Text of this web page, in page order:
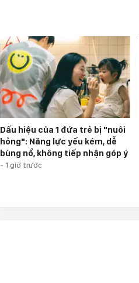
Dấu hiệu của 1 đứa trẻ bị "nuôi
hỏng": Năng lực yếu kém, dễ
bùng nổ, không tiếp nhận góp ý
- 1 giờ trước